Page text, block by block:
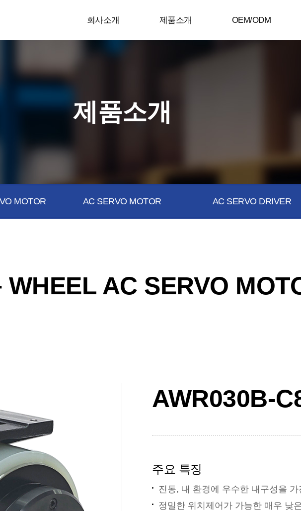
회사소개 제품소개 OEM/ODM
제품소개
MOTOR AC SERVO MOTOR AC SERVO DRIVER
WHEEL AC SERVO
AWR030B-
주요 특징
진동, 내 환경에 우수한 내구성을 가
정밀한 위치제어가 가능한 매우 낮